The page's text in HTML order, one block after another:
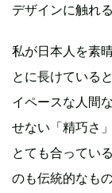
デザインに触れ
私が日本人を素
とに長けている
イペースな人間
せない「精巧さ
とても合ってい
のも伝統的なも